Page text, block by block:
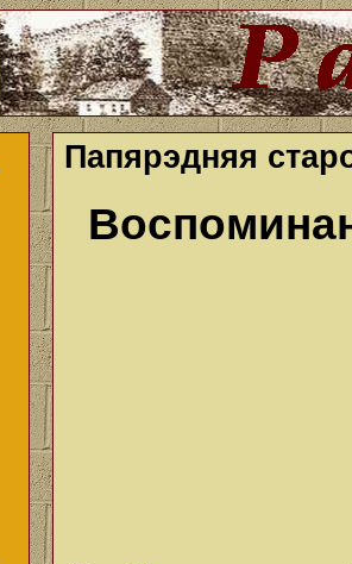
Папярэдняя